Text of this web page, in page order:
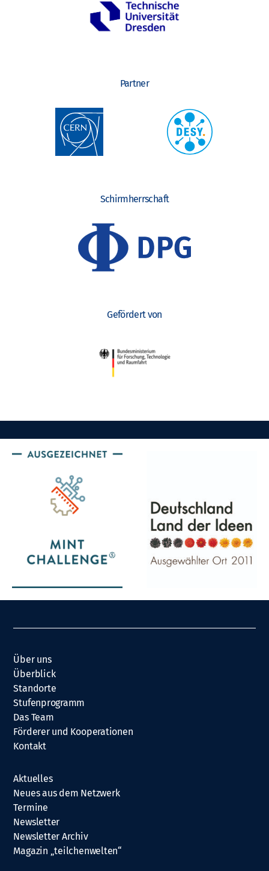
Partner
Schirmherrschaft
Gefördert von
Über uns
Überblick
Standorte
Stufenprogramm
Das Team
Förderer und Kooperationen
Kontakt
Aktuelles
Neues aus dem Netzwerk
Termine
Newsletter
Newsletter Archiv
Magazin „teilchenwelten“